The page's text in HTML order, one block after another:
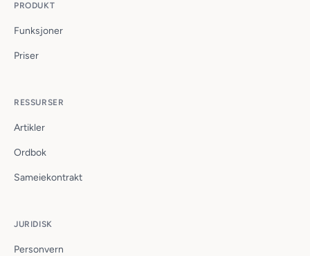
PRODUKT
Funksjoner
Priser
RESSURSER
Artikler
Ordbok
Sameiekontrakt
JURIDISK
Personvern